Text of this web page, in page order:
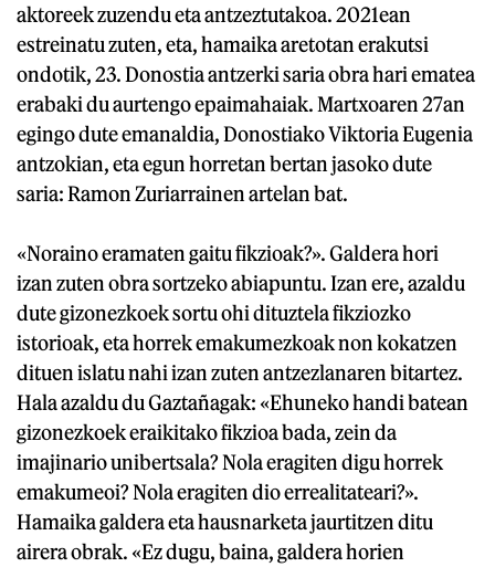
aktoreek zuzendu eta antzeztutakoa. 2021ean
estreinatu zuten, eta, hamaika aretotan erakutsi
ondotik, 23. Donostia antzerki saria obra hari ematea
erabaki du aurtengo epaimahaiak. Martxoaren 27an
egingo dute emanaldia, Donostiako Viktoria Eugenia
antzokian, eta egun horretan bertan jasoko dute
saria: Ramon Zuriarrainen artelan bat.
«Noraino eramaten gaitu fikzioak?». Galdera hori
izan zuten obra sortzeko abiapuntu. Izan ere, azaldu
dute gizonezkoek sortu ohi dituztela fikziozko
istorioak, eta horrek emakumezkoak non kokatzen
dituen islatu nahi izan zuten antzezlanaren bitartez.
Hala azaldu du Gaztañagak: «Ehuneko handi batean
gizonezkoek eraikitako fikzioa bada, zein da
imajinario unibertsala? Nola eragiten digu horrek
emakumeoi? Nola eragiten dio errealitateari?».
Hamaika galdera eta hausnarketa jaurtitzen ditu
airera obrak. «Ez dugu, baina, galdera horien